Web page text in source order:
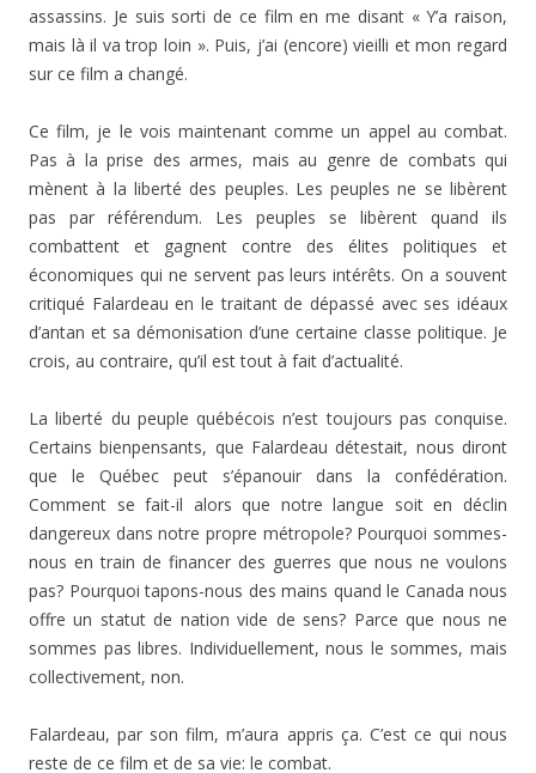
assassins. Je suis sorti de ce film en me disant « Y’a raison,
mais là il va trop loin ». Puis, j’ai (encore) vieilli et mon regard
sur ce film a changé.
Ce film, je le vois maintenant comme un appel au combat.
Pas à la prise des armes, mais au genre de combats qui
mènent à la liberté des peuples. Les peuples ne se libèrent
pas par référendum. Les peuples se libèrent quand ils
combattent et gagnent contre des élites politiques et
économiques qui ne servent pas leurs intérêts. On a souvent
critiqué Falardeau en le traitant de dépassé avec ses idéaux
d’antan et sa démonisation d’une certaine classe politique. Je
crois, au contraire, qu’il est tout à fait d’actualité.
La liberté du peuple québécois n’est toujours pas conquise.
Certains bienpensants, que Falardeau détestait, nous diront
que le Québec peut s’épanouir dans la confédération.
Comment se fait-il alors que notre langue soit en déclin
dangereux dans notre propre métropole? Pourquoi sommes-
nous en train de financer des guerres que nous ne voulons
pas? Pourquoi tapons-nous des mains quand le Canada nous
offre un statut de nation vide de sens? Parce que nous ne
sommes pas libres. Individuellement, nous le sommes, mais
collectivement, non.
Falardeau, par son film, m’aura appris ça. C’est ce qui nous
reste de ce film et de sa vie: le combat.